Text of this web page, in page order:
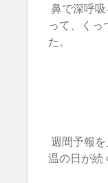
鼻で深呼
って、くっ
た。
週間予報
温の日が続